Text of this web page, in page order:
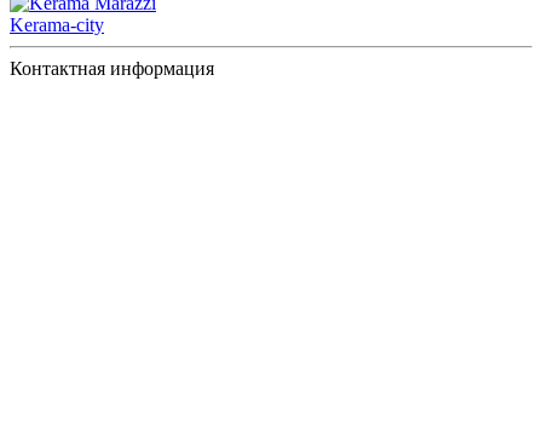
Kerama-city
Контактная информация